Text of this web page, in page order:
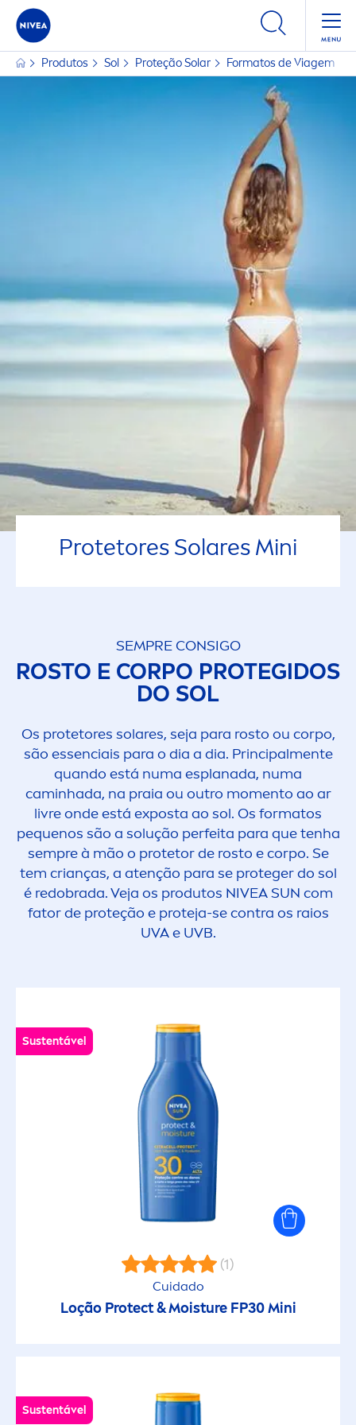
Produtos Sol Proteção Solar Formatos de Viagem
Protetores Solares Mini
SEMPRE CONSIGO
ROSTO E CORPO PROTEGIDOS
DO SOL
Os protetores solares, seja para rosto ou corpo,
são essenciais para o dia a dia. Principalmente
quando está numa esplanada, numa
caminhada, na praia ou outro momento ao ar
livre onde está exposta ao sol. Os formatos
pequenos são a solução perfeita para que tenha
sempre à mão o protetor de rosto e corpo. Se
tem crianças, a atenção para se proteger do sol
é redobrada. Veja os produtos NIVEA SUN com
fator de proteção e proteja-se contra os raios
UVA e UVB.
Sustentável
(1)
Cuidado
Loção Protect& Moisture FP30 Mini
Sustentável